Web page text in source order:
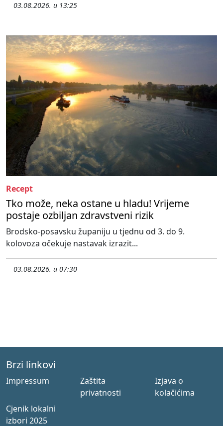
03.08.2026. u 13:25
Recept
Tko može, neka ostane u hladu! Vrijeme
postaje ozbiljan zdravstveni rizik
Brodsko-posavsku županiju u tjednu od 3. do 9.
kolovoza očekuje nastavak izrazit...
03.08.2026. u 07:30
Brzi linkovi
Impressum
Zaštita
privatnosti
Izjava o
kolačićima
Cjenik lokalni
izbori 2025